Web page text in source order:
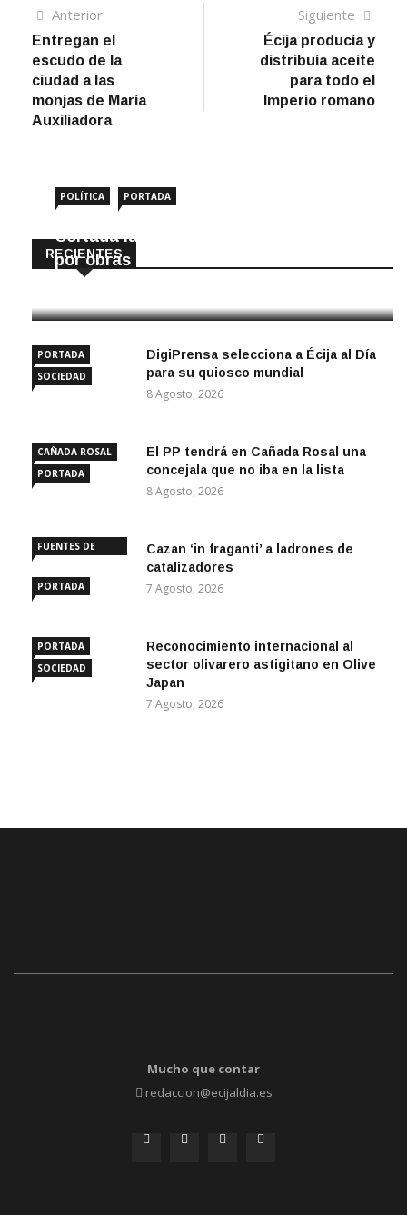
Navegación
de
entradas
AnteriorArtículo
anterior
Entregan el
escudo de la
ciudad a las
monjas de María
Auxiliadora
Siguiente
Écija producía y
distribuía aceite
para todo el
Imperio romano
RECIENTES
POLÍTICA PORTADA
Cortada la SE-9105 hacia La Montiela
por obras hasta final de año
PORTADA
SOCIEDAD
DigiPrensa selecciona a Écija al Día
para su quiosco mundial
8 Agosto, 2026
CAÑADA ROSAL
PORTADA
El PP tendrá en Cañada Rosal una
concejala que no iba en la lista
8 Agosto, 2026
FUENTES DE
PORTADA
Cazan ‘in fraganti’ a ladrones de
catalizadores
7 Agosto, 2026
PORTADA
SOCIEDAD
Reconocimiento internacional al
sector olivarero astigitano en Olive
Japan
7 Agosto, 2026
Mucho que contar
redaccion@ecijaldia.es